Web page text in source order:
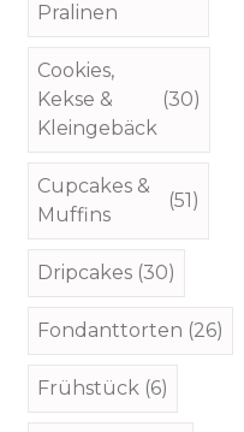
Pralinen
Cookies,
Kekse &
Kleingebäck
(30)
Cupcakes &
Muffins
(51)
Dripcakes (30)
Fondanttorten (26)
Frühstück (6)